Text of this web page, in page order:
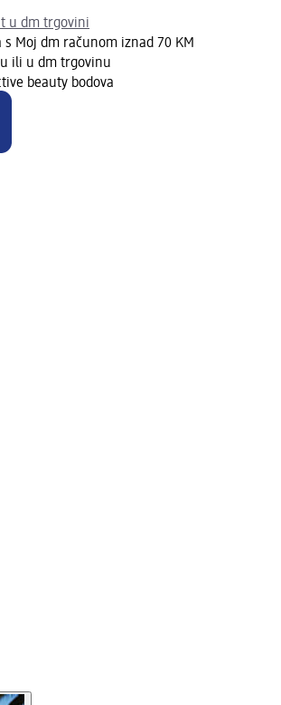
u dm trgovini
s Moj dm računom iznad 70 KM
ili u dm trgovinu
beauty bodova